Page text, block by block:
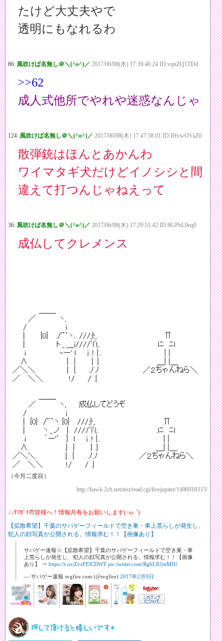
たけど大丈夫やで
透明にもなれるわ
86: 風吹けば名無し＠＼(^o^)／ 2017/06/08(木) 17:39:40.24 ID:vqnZQ1TDd
>>62
成人式他所でやれや迷惑なんじゃ
124: 風吹けば名無し＠＼(^o^)／ 2017/06/08(木) 17:47:58.01 ID:IHvwOVaZ0
散弾銃はほんとあかんわ
ワイマタギ犬だけどイノシシと間
違えて打つんじゃねえって
36: 風吹けば名無し＠＼(^o^)／ 2017/06/08(木) 17:29:51.42 ID:8GPbL9eq0
成仏してクレメンス
（今月二度目）
http://hawk.2ch.net/test/read.cgi/livejupiter/1496910315/
↓↓ﾀﾌｶﾞｲの皆様へ！情報共有をお願いします(･ω･´)
【拡散希望】千葉のサバゲーフィールドで空き巣・車上荒らしが発生し、
犯人の顔写真が公開される。情報求む！！【画像あり】
サバゲー速報☆【拡散希望】千葉のサバゲーフィールドで空き巣・車
上荒らしが発生し、犯人の顔写真が公開される。情報求む！！【画像
あり】 ⇒ https://t.co/ZvzFElCDWT pic.twitter.com/RgbL82mMIU
— サバゲー速報 svgfire.com (@svgfire) 2017年2月9日